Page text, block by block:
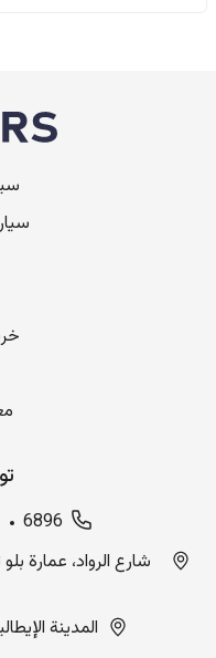
6896
المدينة الإيطالية 1، بناية 130، أربيل،